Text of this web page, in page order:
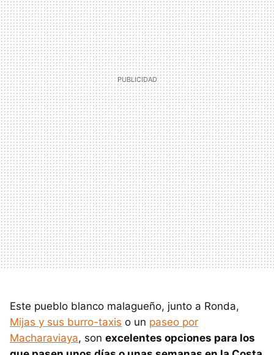
Este pueblo blanco malagueño, junto a Ronda,
Mijas y sus burro-taxis o un paseo por
Macharaviaya, son excelentes opciones para los